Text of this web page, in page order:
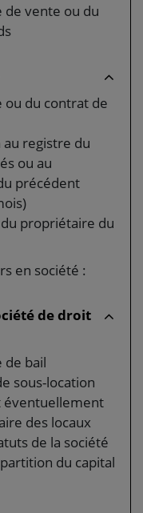
de vente ou du
ou du contrat de
registre du
ou au
précédent
propriétaire du
en société :
de droit
de bail
sous-location
éventuellement
des locaux
de la société
du capital